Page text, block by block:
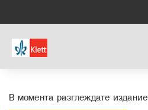
В момента разглеждате издание